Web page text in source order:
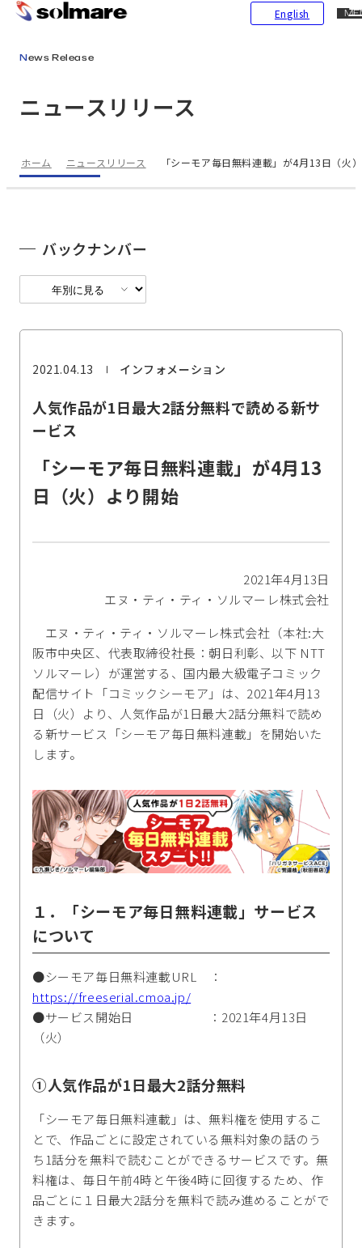
English
ニュースリリース
News Release
ホーム ニュースリリース 「シーモア毎日無料連載」が4月13日（火
2021.04.13 インフォメーション
人気作品が1日最大2話分無料で読める新サ
ービス
「シーモア毎日無料連載」が4月13
日（火）より開始
2021年4月13日
エヌ・ティ・ティ・ソルマーレ株式会社
エヌ・ティ・ティ・ソルマーレ株式会社（本社:大
阪市中央区、代表取締役社長：朝日利彰、以下 NTT
ソルマーレ）が運営する、国内最大級電子コミック
配信サイト「コミックシーモア」は、2021年4月13
日（火）より、人気作品が1日最大2話分無料で読め
る新サービス「シーモア毎日無料連載」を開始いた
します。
１．「シーモア毎日無料連載」サービス
について
●シーモア毎日無料連載URL ：
https://freeserial.cmoa.jp/
●サービス開始日 ：2021年4月13日
（火）
①人気作品が1日最大2話分無料
「シーモア毎日無料連載」は、無料権を使用するこ
とで、作品ごとに設定されている無料対象の話のう
ち1話分を無料で読むことができるサービスです。無
料権は、毎日午前4時と午後4時に回復するため、作
品ごとに１日最大2話分を無料で読み進めることがで
きます。
バックナンバー